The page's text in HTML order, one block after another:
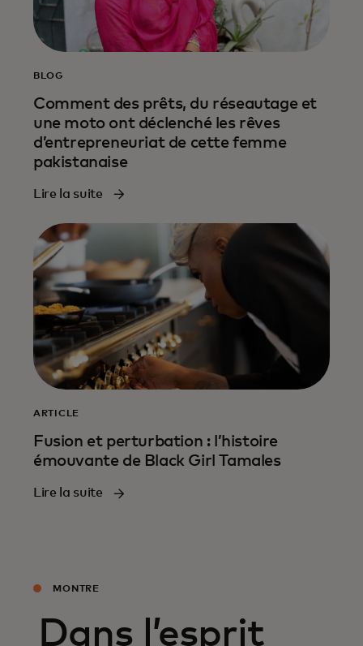
BLOG
Comment des prêts, du réseautage et
une moto ont déclenché les rêves
d’entrepreneuriat de cette femme
pakistanaise
Lire la suite
ARTICLE
Fusion et perturbation : l’histoire
émouvante de Black Girl Tamales
Lire la suite
MONTRE
Dans l’esprit